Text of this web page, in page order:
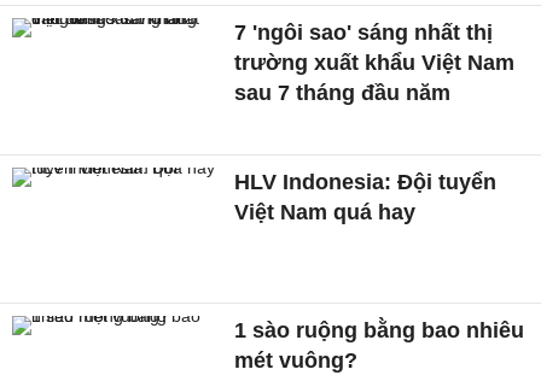
7 'ngôi sao' sáng nhất thị
trường xuất khẩu Việt Nam
sau 7 tháng đầu năm
HLV Indonesia: Đội tuyển
Việt Nam quá hay
1 sào ruộng bằng bao nhiêu
mét vuông?